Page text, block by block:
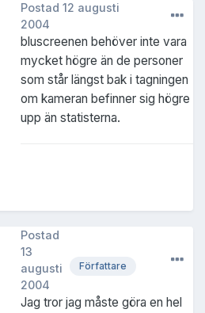
Postad 12 augusti
2004
bluscreenen behöver inte vara
mycket högre än de personer
som står längst bak i tagningen
om kameran befinner sig högre
upp än statisterna.
Författare
Postad
13
augusti
2004
Jag tror jag måste göra en hel